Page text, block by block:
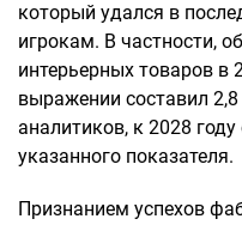
который удался в
игрокам. В частности,
интерьерных товаров в
выражении составил
аналитиков, к 2028
указанного показателя.
Признанием успехов